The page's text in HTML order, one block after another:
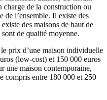
de la construction ou
de l’ensemble. Il existe des
des maisons de haut de
de qualité moyenne.
prix d’une maison individuelle
(low-cost) et 150 000 euros
une maison contemporaine,
compris entre 180 000 et 250